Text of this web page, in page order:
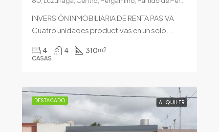
INVERSIÓN INMOBILIARIA DE RENTA PASIVA
Cuatro unidades productivas en un solo...
4 4 310m2
CASAS
DESTACADO ALQUILER